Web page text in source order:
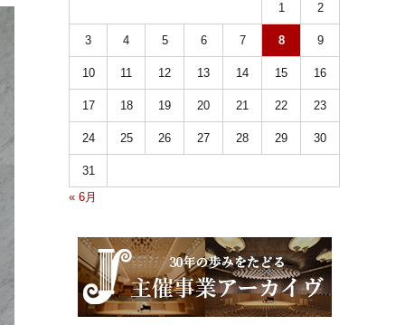
1 2
3 4 5 6 7 8 9
10 11 12 13 14 15 16
17 18 19 20 21 22 23
24 25 26 27 28 29 30
31
« 6月